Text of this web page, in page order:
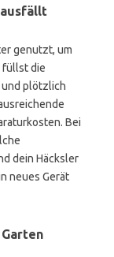
ausfällt
genutzt, um
füllst die
und plötzlich
Bei
dein Häcksler
neues Gerät